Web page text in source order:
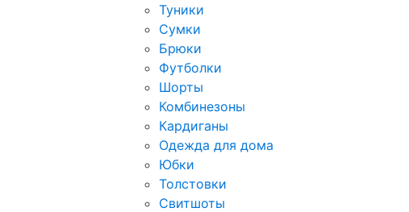
Туники
Сумки
Брюки
Футболки
Шорты
Комбинезоны
Кардиганы
Одежда для дома
Юбки
Толстовки
Свитшоты